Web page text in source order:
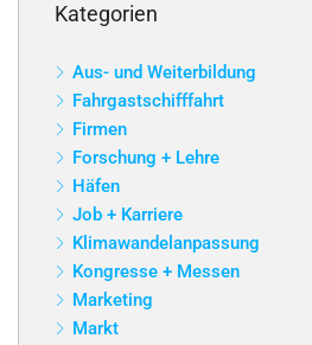
Kategorien
Aus- und Weiterbildung
Fahrgastschifffahrt
Firmen
Forschung + Lehre
Häfen
Job + Karriere
Klimawandelanpassung
Kongresse + Messen
Marketing
Markt